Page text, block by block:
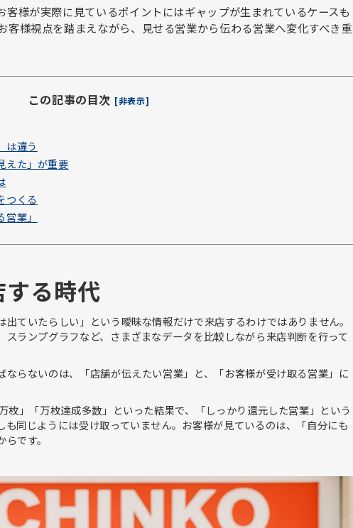
客様が実際に見ているポイントにはギャップが生まれているケースも
客様視点を踏まえながら、見せる営業から伝わる営業へ変化すべき重
この記事の目次 [非表示]
は違う
えた」が重要
つくる
業」
る時代
ていたらしい」という曖昧な情報だけで来店するわけではありません。
ランプグラフなど、さまざまなデータを比較しながら来店判断を行って
ならないのは、「店舗が伝えたい営業」と、「お客様が受け取る営業」に
万枚」「万枚達成多数」といった結果で、「しっかり還元した営業」という
同じようには受け取っていません。お客様が見ているのは、「自分にも
です。